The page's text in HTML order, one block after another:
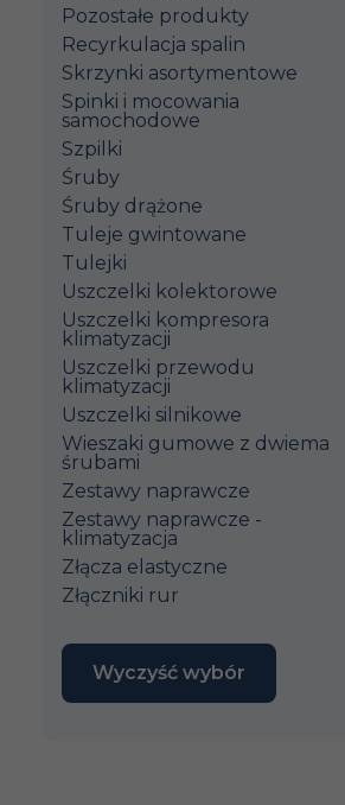
Pozostałe produkty
Recyrkulacja spalin
Skrzynki asortymentowe
Spinki i mocowania
samochodowe
Szpilki
Śruby
Śruby drążone
Tuleje gwintowane
Tulejki
Uszczelki kolektorowe
Uszczelki kompresora
klimatyzacji
Uszczelki przewodu
klimatyzacji
Uszczelki silnikowe
Wieszaki gumowe z dwiema
śrubami
Zestawy naprawcze
Zestawy naprawcze -
klimatyzacja
Złącza elastyczne
Złączniki rur
Wyczyść wybór